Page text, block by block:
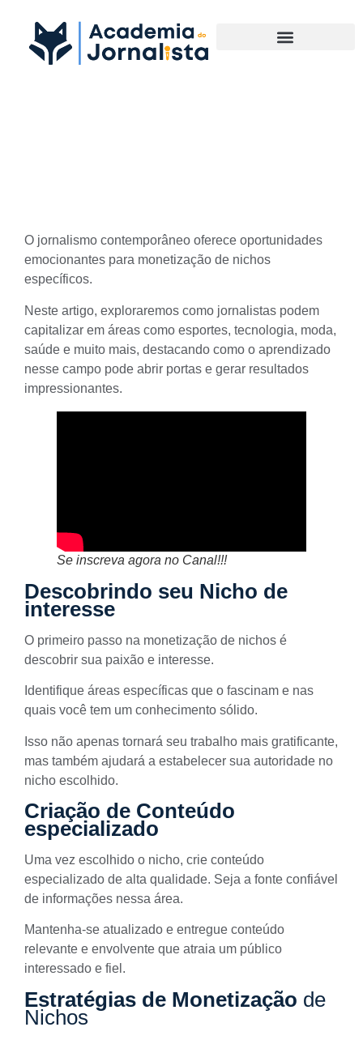
O jornalismo contemporâneo oferece oportunidades
emocionantes para monetização de nichos
específicos.
Neste artigo, exploraremos como jornalistas podem
capitalizar em áreas como esportes, tecnologia, moda,
saúde e muito mais, destacando como o aprendizado
nesse campo pode abrir portas e gerar resultados
impressionantes.
Se inscreva agora no Canal!!!
Descobrindo seu Nicho de
interesse
O primeiro passo na monetização de nichos é
descobrir sua paixão e interesse.
Identifique áreas específicas que o fascinam e nas
quais você tem um conhecimento sólido.
Isso não apenas tornará seu trabalho mais gratificante,
mas também ajudará a estabelecer sua autoridade no
nicho escolhido.
Criação de Conteúdo
especializado
Uma vez escolhido o nicho, crie conteúdo
especializado de alta qualidade. Seja a fonte confiável
de informações nessa área.
Mantenha-se atualizado e entregue conteúdo
relevante e envolvente que atraia um público
interessado e fiel.
Estratégias de Monetização de
Nichos